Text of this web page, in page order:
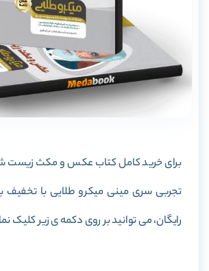
برای خرید کامل کتاب عکس و مکث زیست
تجربی سری مینی میکرو طلایی با تخفیف
رایگان، می توانید بر روی دکمه ی زیر کلیک